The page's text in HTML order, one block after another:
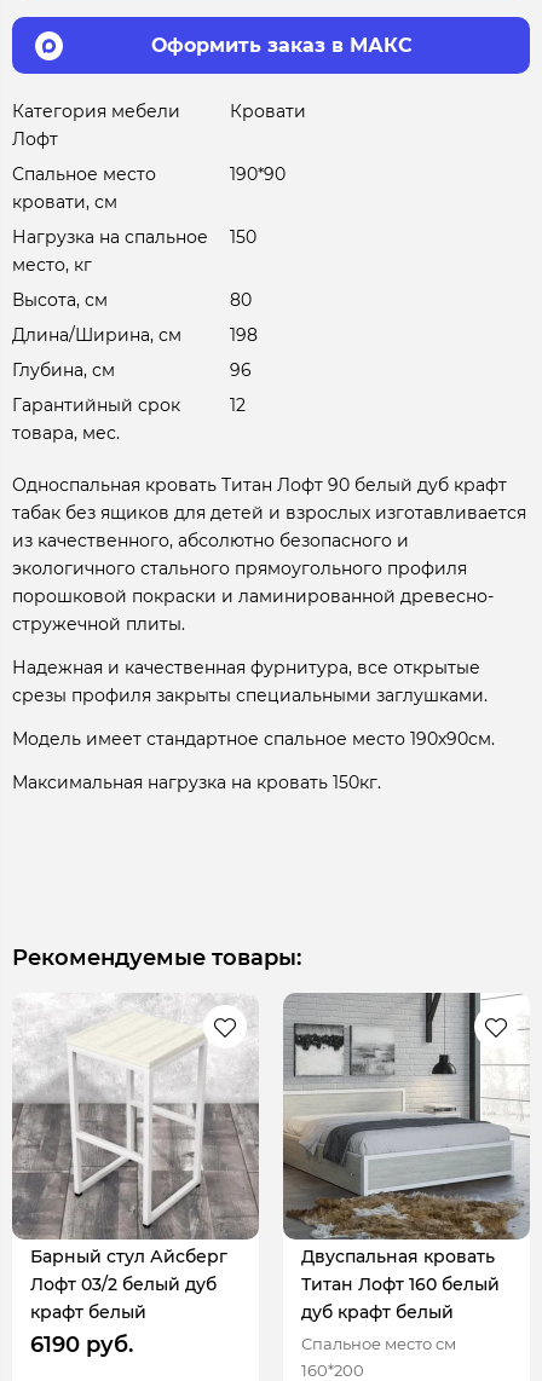
Оформить заказ в МАКС
Категория мебели
Лофт
Кровати
Спальное место
кровати, см
190*90
Нагрузка на спальное
место, кг
150
Высота, см
80
Длина/Ширина, см
198
Глубина, см
96
Гарантийный срок
товара, мес.
12
Односпальная кровать Титан Лофт 90 белый дуб крафт
табак без ящиков для детей и взрослых изготавливается
из качественного, абсолютно безопасного и
экологичного стального прямоугольного профиля
порошковой покраски и ламинированной древесно-
стружечной плиты.
Надежная и качественная фурнитура, все открытые
срезы профиля закрыты специальными заглушками.
Модель имеет стандартное спальное место 190х90см.
Максимальная нагрузка на кровать 150кг.
Рекомендуемые товары:
Барный стул Айсберг
Лофт 03/2 белый дуб
крафт белый
6190 руб.
Двуспальная кровать
Титан Лофт 160 белый
дуб крафт белый
Спальное место см
160*200